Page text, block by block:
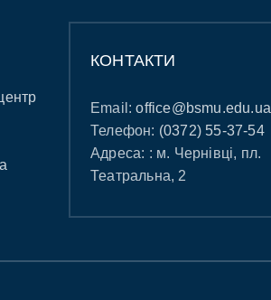
КОНТАКТИ
Email:office@bsmu.edu.ua
Телефон: (0372) 55-37-54
Адреса: : м. Чернівці, пл.
Театральна, 2